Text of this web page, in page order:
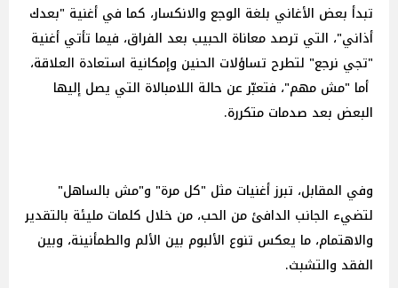
تبدأ بعض الأغاني بلغة الوجع والانكسار، كما في أغنية "بعدك
أذاني"، التي ترصد معاناة الحبيب بعد الفراق، فيما تأتي أغنية
"تجي نرجع" لتطرح تساؤلات الحنين وإمكانية استعادة العلاقة،
أما "مش مهم"، فتعبّر عن حالة اللامبالاة التي يصل إليها
البعض بعد صدمات متكررة.
وفي المقابل، تبرز أغنيات مثل "كل مرة" و"مش بالساهل"
لتضيء الجانب الدافئ من الحب، من خلال كلمات مليئة بالتقدير
والاهتمام، ما يعكس تنوع الألبوم بين الألم والطمأنينة، وبين
الفقد والتشبث.